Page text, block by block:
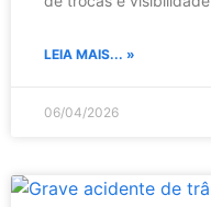
LEIA MAIS... »
06/04/2026